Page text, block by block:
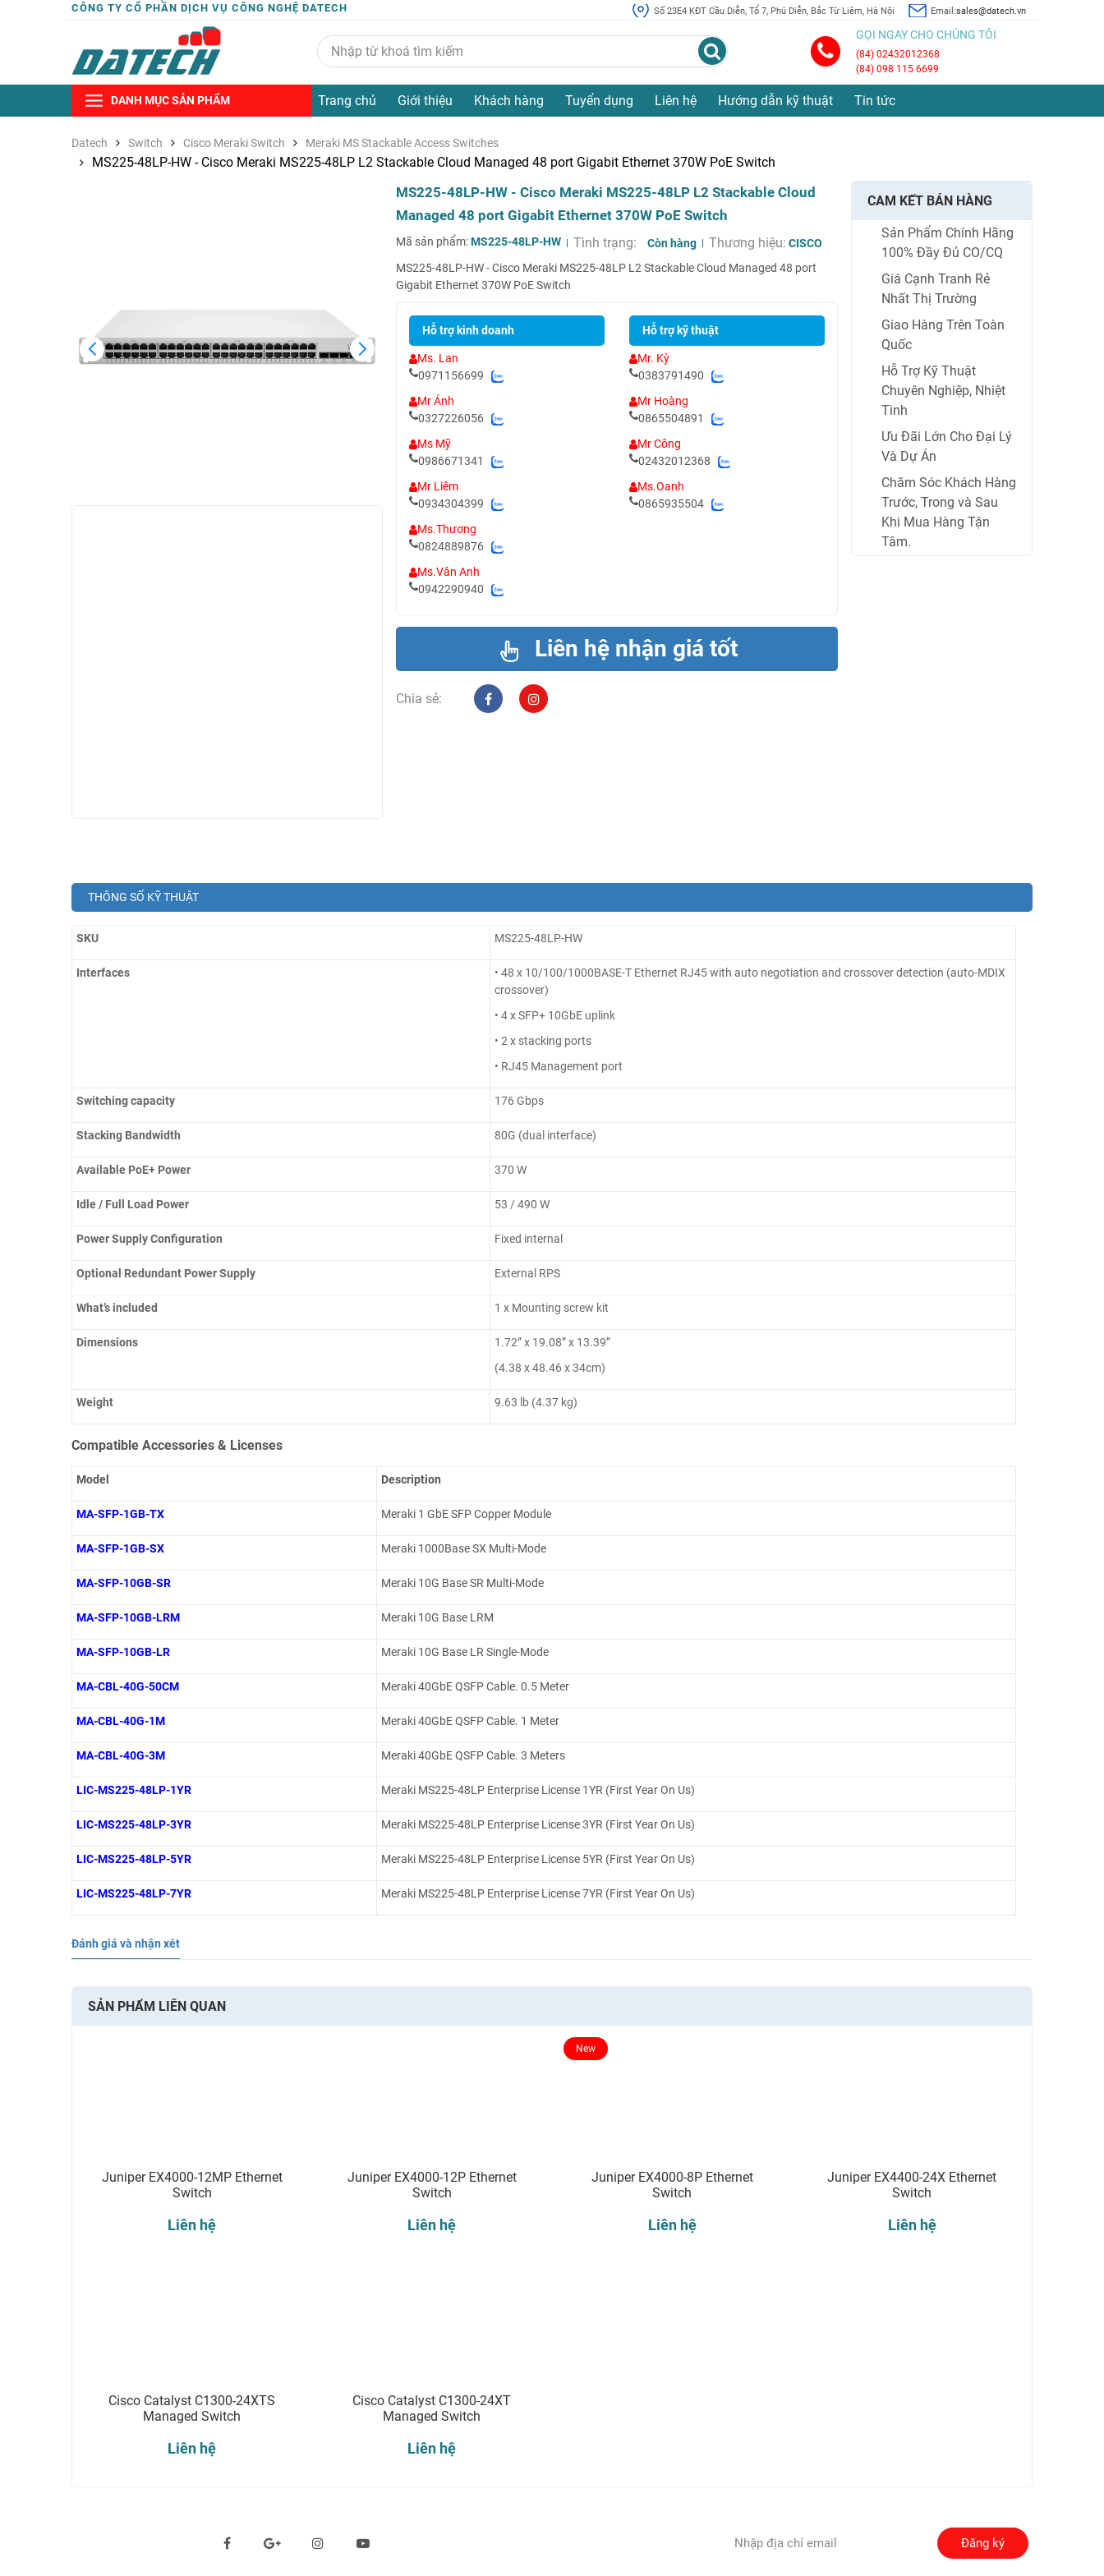
CÔNG TY CỔ PHẦN DỊCH VỤ CÔNG NGHỆ DATECH Số 23E4 KĐT Cầu Diễn, Tổ 7, Phú Diễn, Bắc Từ Liêm, Hà Nội Email:sales@datech.vn
GỌI NGAY CHO CHÚNG TÔI
(84) 02432012368
(84) 098 115 6699
DANH MỤC SẢN PHẨM Trang chủ Giới thiệu Khách hàng Tuyển dụng Liên hệ Hướng dẫn kỹ thuật Tin tức
Datech Switch Cisco Meraki Switch Meraki MS Stackable Access Switches
MS225-48LP-HW - Cisco Meraki MS225-48LP L2 Stackable Cloud Managed 48 port Gigabit Ethernet 370W PoE Switch
MS225-48LP-HW - Cisco Meraki MS225-48LP L2 Stackable Cloud
Managed 48 port Gigabit Ethernet 370W PoE Switch
Mã sản phẩm:MS225-48LP-HW Tình trạng: Còn hàng Thương hiệu: CISCO
MS225-48LP-HW - Cisco Meraki MS225-48LP L2 Stackable Cloud Managed 48 port
Gigabit Ethernet 370W PoE Switch
Hỗ trợ kinh doanh
Ms. Lan
0971156699
Mr Ánh
0327226056
Ms Mỹ
0986671341
Mr Liêm
0934304399
Ms.Thương
0824889876
Ms.Vân Anh
0942290940
Hỗ trợ kỹ thuật
Mr. Kỳ
0383791490
Mr Hoàng
0865504891
Mr Công
02432012368
Ms.Oanh
0865935504
Liên hệ nhận giá tốt
Chia sẻ:
CAM KẾT BÁN HÀNG
Sản Phẩm Chính Hãng
100% Đầy Đủ CO/CQ
Giá Cạnh Tranh Rẻ
Nhất Thị Trường
Giao Hàng Trên Toàn
Quốc
Hỗ Trợ Kỹ Thuật
Chuyên Nghiệp, Nhiệt
Tình
Ưu Đãi Lớn Cho Đại Lý
Và Dự Án
Chăm Sóc Khách Hàng
Trước, Trong và Sau
Khi Mua Hàng Tận
Tâm.
THÔNG SỐ KỸ THUẬT
SKU MS225-48LP-HW
Interfaces
• 48 x 10/100/1000BASE-T Ethernet RJ45 with auto negotiation and crossover detection (auto-MDIX
crossover)
• 4 x SFP+ 10GbE uplink
• 2 x stacking ports
• RJ45 Management port
Switching capacity 176 Gbps
Stacking Bandwidth 80G (dual interface)
Available PoE+ Power 370 W
Idle / Full Load Power 53 / 490 W
Power Supply Configuration Fixed internal
Optional Redundant Power Supply External RPS
What’s included 1 x Mounting screw kit
Dimensions
1.72” x 19.08” x 13.39”
(4.38 x 48.46 x 34cm)
Weight 9.63 lb (4.37 kg)
Compatible Accessories & Licenses
Model Description
MA-SFP-1GB-TX Meraki 1 GbE SFP Copper Module
MA-SFP-1GB-SX Meraki 1000Base SX Multi-Mode
MA-SFP-10GB-SR Meraki 10G Base SR Multi-Mode
MA-SFP-10GB-LRM Meraki 10G Base LRM
MA-SFP-10GB-LR Meraki 10G Base LR Single-Mode
MA-CBL-40G-50CM Meraki 40GbE QSFP Cable. 0.5 Meter
MA-CBL-40G-1M Meraki 40GbE QSFP Cable. 1 Meter
MA-CBL-40G-3M Meraki 40GbE QSFP Cable. 3 Meters
LIC-MS225-48LP-1YR Meraki MS225-48LP Enterprise License 1YR (First Year On Us)
LIC-MS225-48LP-3YR Meraki MS225-48LP Enterprise License 3YR (First Year On Us)
LIC-MS225-48LP-5YR Meraki MS225-48LP Enterprise License 5YR (First Year On Us)
LIC-MS225-48LP-7YR Meraki MS225-48LP Enterprise License 7YR (First Year On Us)
Đánh giá và nhận xét
SẢN PHẨM LIÊN QUAN
Juniper EX4000-12MP Ethernet
Switch
Liên hệ
Juniper EX4000-12P Ethernet
Switch
Liên hệ
Juniper EX4000-8P Ethernet
Switch
Liên hệ
New
Juniper EX4400-24X Ethernet
Switch
Liên hệ
Cisco Catalyst C1300-24XTS
Managed Switch
Liên hệ
Cisco Catalyst C1300-24XT
Managed Switch
Liên hệ
Đăng ký